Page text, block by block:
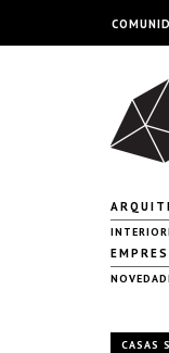
CASAS